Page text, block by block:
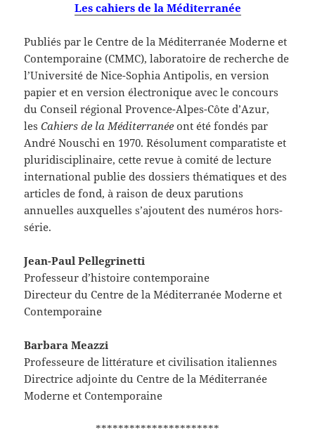
Les cahiers de la Méditerranée
Publiés par le Centre de la Méditerranée Moderne et
Contemporaine (CMMC), laboratoire de recherche de
l’Université de Nice-Sophia Antipolis, en version
papier et en version électronique avec le concours
du Conseil régional Provence-Alpes-Côte d’Azur,
lesCahiers de la Méditerranéeont été fondés par
André Nouschi en 1970. Résolument comparatiste et
pluridisciplinaire, cette revue à comité de lecture
international publie des dossiers thématiques et des
articles de fond, à raison de deux parutions
annuelles auxquelles s’ajoutent des numéros hors-
série.
Jean-Paul Pellegrinetti
Professeur d’histoire contemporaine
Directeur du Centre de la Méditerranée Moderne et
Contemporaine
Barbara Meazzi
Professeure de littérature et civilisation italiennes
Directrice adjointe du Centre de la Méditerranée
Moderne et Contemporaine
**********************